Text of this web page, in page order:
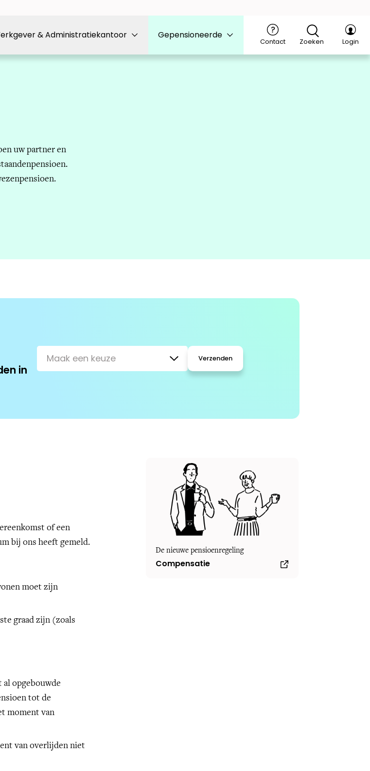
& Administratiekantoor Gepensioneerde
Contact Zoeken Login
uw partner en
in
Maak een keuze Verzenden
of een
bij ons heeft gemeld.
moet zijn
graad zijn (zoals
opgebouwde
tot de
moment van
van overlijden niet
De nieuwe pensioenregeling
Compensatie